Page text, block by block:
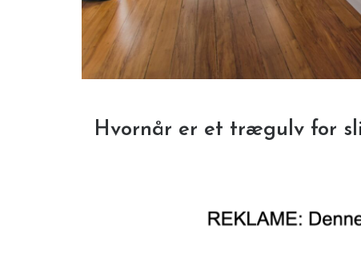
Hvornår er et trægulv for